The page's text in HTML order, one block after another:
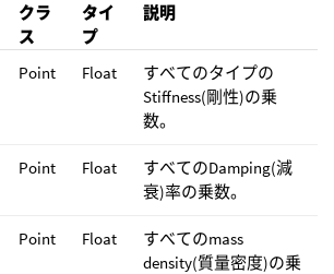
クラ
ス
タイ
プ
説明
Point Float
すべてのタイプの
Stiffness(剛性)の乗
数。
Point Float
すべてのDamping(減
衰)率の乗数。
Point Float
すべてのmass
density(質量密度)の乗